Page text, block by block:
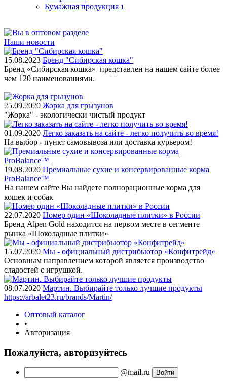
Бумажная продукция 1
Наши новости
15.08.2023 Бренд "Сибирская кошка"
Бренд «Сибирская кошка» представлен на нашем сайте более
чем 120 наименованиями.
25.09.2020 Жорка для грызунов
"Жорка" - экологически чистый продукт
01.09.2020 Легко заказать на сайте - легко получить во время!
На выбор - пункт самовывоза или доставка курьером!
19.08.2020 Премиальные сухие и консервированные корма
ProBalance™
На нашем сайте Вы найдете полнорационные корма для
кошек и собак
22.07.2020 Номер один «Шоколадные плитки» в России
Бренд Alpen Gold находится на первом месте в сегменте
рынка «Шоколадные плитки»
15.07.2020 Мы - официальный дистрибьютор «Конфитрейд»
Основным направлением которой является производство
сладостей с игрушкой.
08.07.2020 Мартин. Выбирайте только лучшие продукты
https://arbalet23.ru/brands/Martin/
Оптовый каталог
•
Авторизация
Пожалуйста, авторизуйтесь
@mail.ru